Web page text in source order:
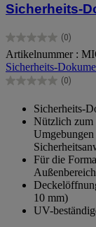
Sicherheits-
(0)
0.0
von
5
Sternen.
Artikelnummer :
Sicherheits-
(0)
0.0
Sternen.
Sicherheits-
Nützlich zum
Für die
10 mm)
UV-